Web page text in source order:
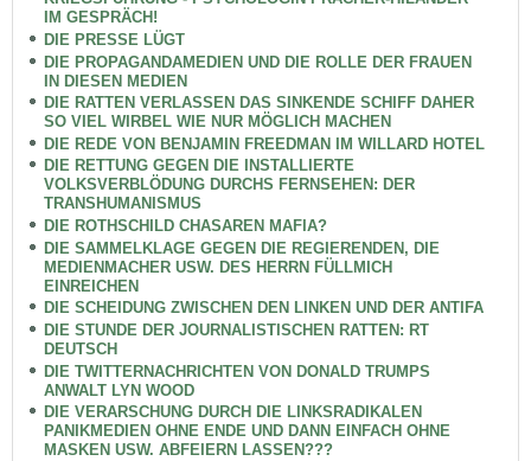
IM GESPRÄCH!
DIE PRESSE LÜGT
DIE PROPAGANDAMEDIEN UND DIE ROLLE DER FRAUEN
IN DIESEN MEDIEN
DIE RATTEN VERLASSEN DAS SINKENDE SCHIFF DAHER
SO VIEL WIRBEL WIE NUR MÖGLICH MACHEN
DIE REDE VON BENJAMIN FREEDMAN IM WILLARD HOTEL
DIE RETTUNG GEGEN DIE INSTALLIERTE
VOLKSVERBLÖDUNG DURCHS FERNSEHEN: DER
TRANSHUMANISMUS
DIE ROTHSCHILD CHASAREN MAFIA?
DIE SAMMELKLAGE GEGEN DIE REGIERENDEN, DIE
MEDIENMACHER USW. DES HERRN FÜLLMICH
EINREICHEN
DIE SCHEIDUNG ZWISCHEN DEN LINKEN UND DER ANTIFA
DIE STUNDE DER JOURNALISTISCHEN RATTEN: RT
DEUTSCH
DIE TWITTERNACHRICHTEN VON DONALD TRUMPS
ANWALT LYN WOOD
DIE VERARSCHUNG DURCH DIE LINKSRADIKALEN
PANIKMEDIEN OHNE ENDE UND DANN EINFACH OHNE
MASKEN USW. ABFEIERN LASSEN???